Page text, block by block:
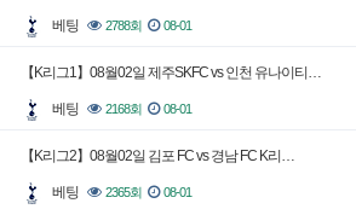
베팅 2788회 08-01
【K리그1】08월02일 제주SKFC vs 인천 유나이티…
베팅 2168회 08-01
【K리그2】08월02일 김포 FC vs 경남 FC K리…
베팅 2365회 08-01